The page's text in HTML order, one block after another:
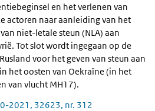
en het verlenen van
actoren naar aanleiding van het
niet-letale steun (NLA) aan
Tot slot wordt ingegaan op de
voor het geven van steun aan
het oosten van Oekraïne (in het
van vlucht MH17).
2021, 32623, nr. 312